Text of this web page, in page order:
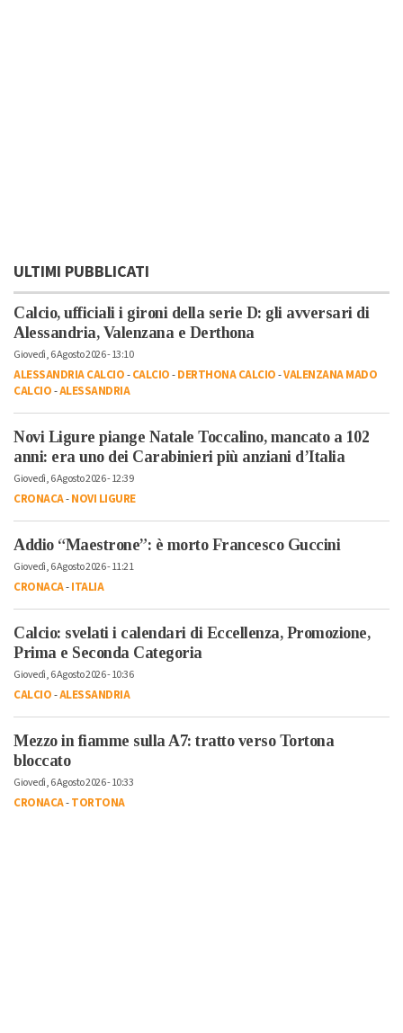
ULTIMI PUBBLICATI
Calcio, ufficiali i gironi della serie D: gli avversari di
Alessandria, Valenzana e Derthona
Giovedì, 6 Agosto 2026 - 13:10
ALESSANDRIA CALCIO-CALCIO-DERTHONA CALCIO-VALENZANA MADO
CALCIO-ALESSANDRIA
Novi Ligure piange Natale Toccalino, mancato a 102
anni: era uno dei Carabinieri più anziani d’Italia
Giovedì, 6 Agosto 2026 - 12:39
CRONACA-NOVI LIGURE
Addio “Maestrone”: è morto Francesco Guccini
Giovedì, 6 Agosto 2026 - 11:21
CRONACA-ITALIA
Calcio: svelati i calendari di Eccellenza, Promozione,
Prima e Seconda Categoria
Giovedì, 6 Agosto 2026 - 10:36
CALCIO-ALESSANDRIA
Mezzo in fiamme sulla A7: tratto verso Tortona
bloccato
Giovedì, 6 Agosto 2026 - 10:33
CRONACA-TORTONA